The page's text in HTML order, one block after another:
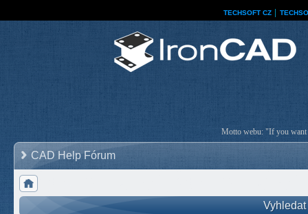
TECHSOFT CZ
Motto webu: "If you want
CAD Help Fórum